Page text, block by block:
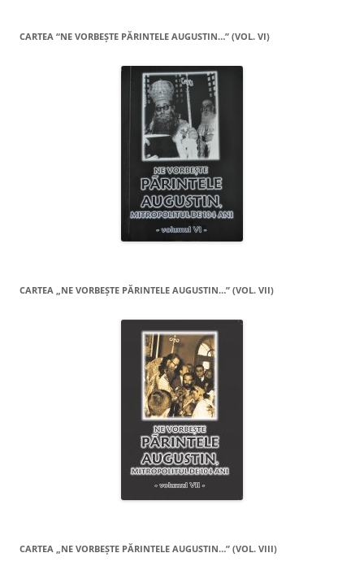
CARTEA “NE VORBEŞTE PĂRINTELE AUGUSTIN…” (VOL. VI)
CARTEA „NE VORBEŞTE PĂRINTELE AUGUSTIN…” (VOL. VII)
CARTEA „NE VORBEŞTE PĂRINTELE AUGUSTIN…” (VOL. VIII)